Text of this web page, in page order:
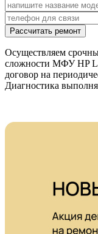
Рассчитать ремонт
Осуществляем
сложности МФУ HP
договор на
Диагностика